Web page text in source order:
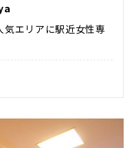
気エリアに駅近女性専